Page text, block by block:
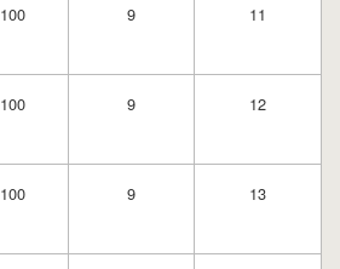
100 9 11
100 9 12
100 9 13